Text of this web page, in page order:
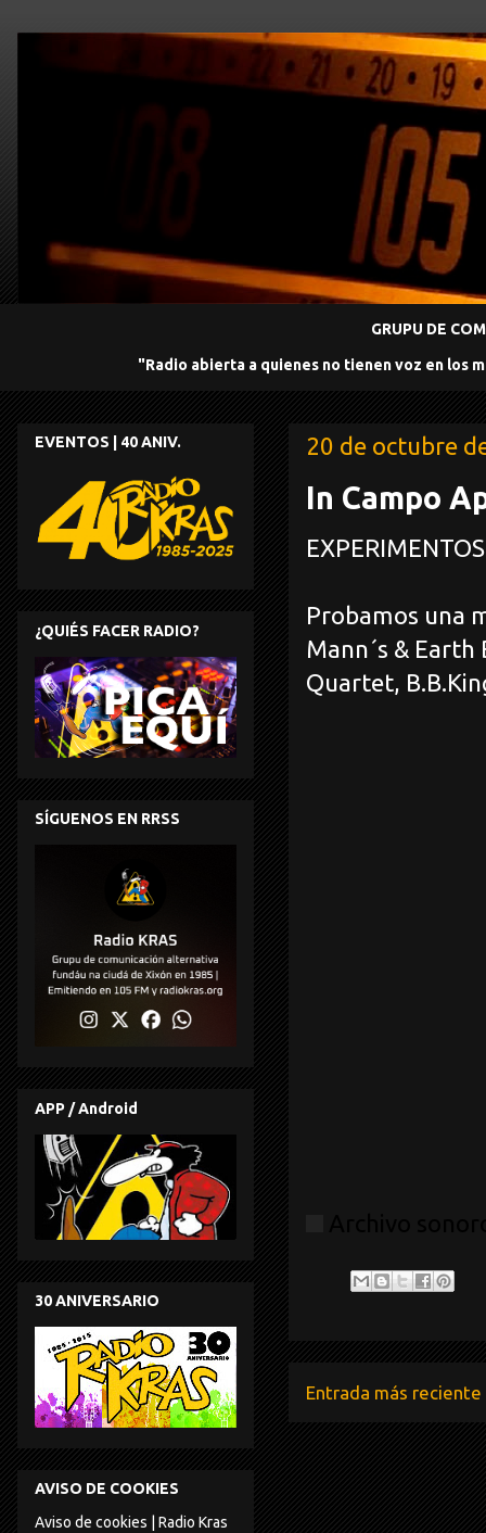
GRUPU DE
"Radio abierta a quienes no tienen voz en los
20 de octubre
In Campo
Probamos una
Mann´s &
Quartet,
Entrada más reciente
EVENTOS | 40 ANIV.
¿QUIÉS FACER RADIO?
SÍGUENOS EN RRSS
APP / Android
30 ANIVERSARIO
AVISO DE COOKIES
Aviso de cookies | Radio Kras